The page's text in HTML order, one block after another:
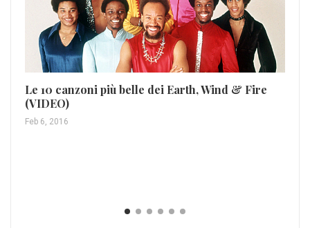
Le 10 canzoni più belle dei Earth, Wind & Fire
(VIDEO)
Feb 6, 2016